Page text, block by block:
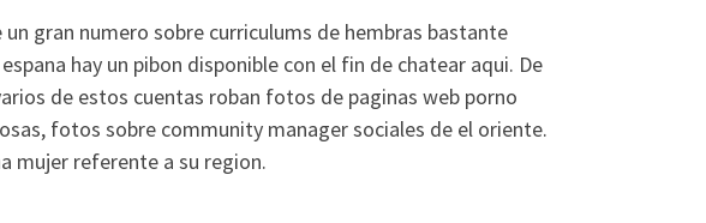
gran numero sobre curriculums de hembras bastante
hay un pibon disponible con el fin de chatear aqui. De
de estos cuentas roban fotos de paginas web porno
fotos sobre community manager sociales de el oriente.
mujer referente a su region.